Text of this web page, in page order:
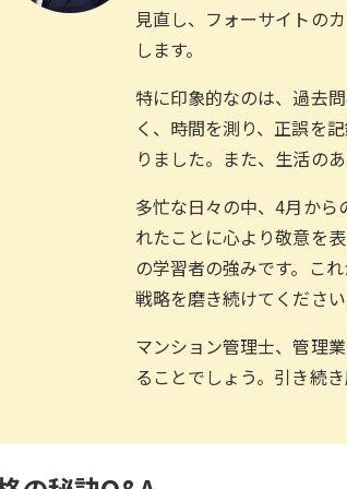
見直し、フォーサイトの
します。
特に印象的なのは、過去
く、時間を測り、正誤を
りました。また、生活の
多忙な日々の中、4月か
れたことに心より敬意を
の学習者の強みです。こ
戦略を磨き続けてください
マンション管理士、管理
ることでしょう。引き続